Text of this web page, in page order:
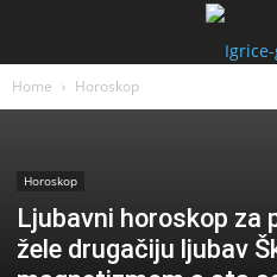
Home Horoskop
Horoskop
Ljubavni horoskop za
žele drugačiju ljubav